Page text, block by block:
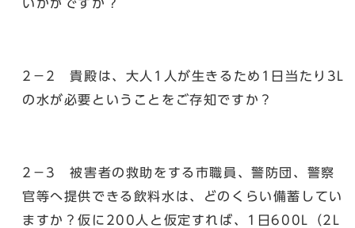
いかがですか？
2－2 貴殿は、大人1人が生きるため1日当たり3L
の水が必要ということをご存知ですか？
2－3 被害者の救助をする市職員、警防団、警察
官等へ提供できる飲料水は、どのくらい備蓄してい
ますか？仮に200人と仮定すれば、1日600L（2L